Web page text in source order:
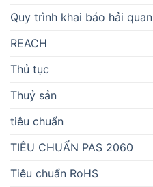
Quy trình khai báo hải quan
REACH
Thủ tục
Thuỷ sản
tiêu chuẩn
TIÊU CHUẨN PAS 2060
Tiêu chuẩn RoHS